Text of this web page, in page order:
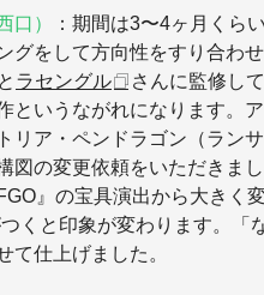
口）
：期間は3〜4ヶ月くら
グをして方向性をすり合わ
ラセングル
さんに監修し
というながれになります。
リア・ペンドラゴン（ラン
図の変更依頼をいただきま
』の宝具演出から大きく
くと印象が変わります。「
て仕上げました。